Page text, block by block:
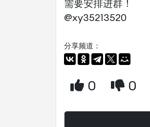
需要安排进群！
@xy35213520
分享频道：
0 0